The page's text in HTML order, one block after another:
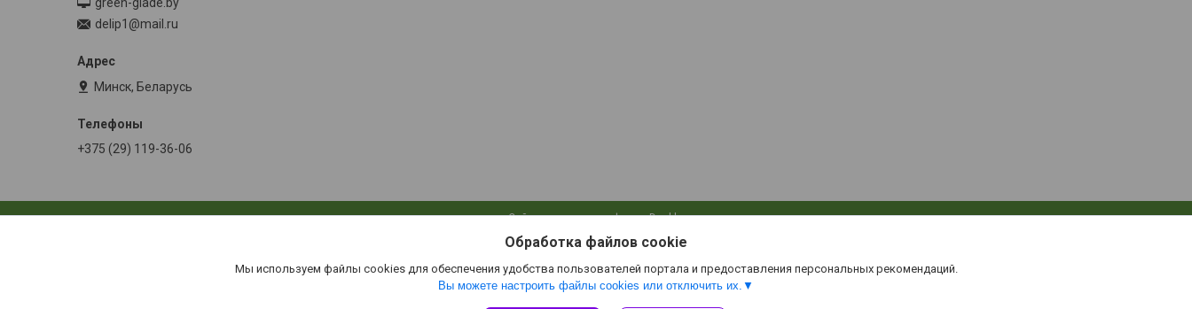
delip1@mail.ru
Минск, Беларусь
+375 (29) 119-36-06
Сайт создан на платформе Deal.by
Политика обработки файлов cookies
Обработка файлов cookie
Мы используем файлы cookies для обеспечения удобства пользователей портала и предоставления персональных рекомендаций.
Вы можете настроить файлы cookies или отключить их.
Green-Glade.by |Пожаловаться на контент
Select Language ▼